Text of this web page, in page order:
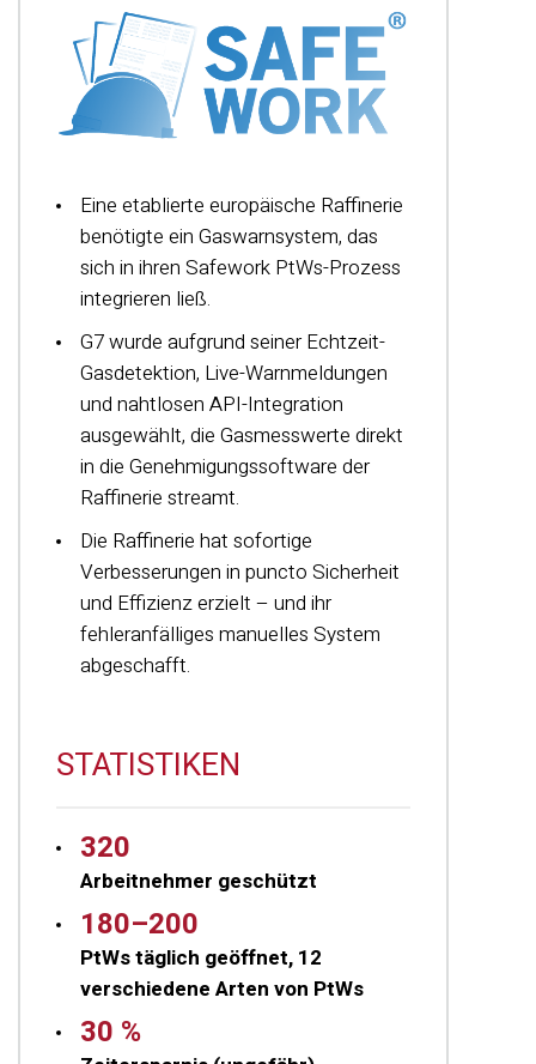
Eine etablierte europäische Raffinerie
benötigte ein Gaswarnsystem, das
sich in ihren Safework PtWs-Prozess
integrieren ließ.
G7 wurde aufgrund seiner Echtzeit-
Gasdetektion, Live-Warnmeldungen
und nahtlosen API-Integration
ausgewählt, die Gasmesswerte direkt
in die Genehmigungssoftware der
Raffinerie streamt.
Die Raffinerie hat sofortige
Verbesserungen in puncto Sicherheit
und Effizienz erzielt – und ihr
fehleranfälliges manuelles System
abgeschafft.
STATISTIKEN
320
Arbeitnehmer geschützt
180–200
PtWstäglich geöffnet, 12
verschiedene Arten von PtWs
30 %